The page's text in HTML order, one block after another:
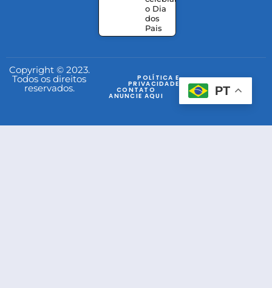
o Dia
dos
Pais
Copyright © 2023.
Todos os direitos
reservados.
POLÍTICA E
PRIVACIDADE
CONTATO
ANUNCIE AQUI PT